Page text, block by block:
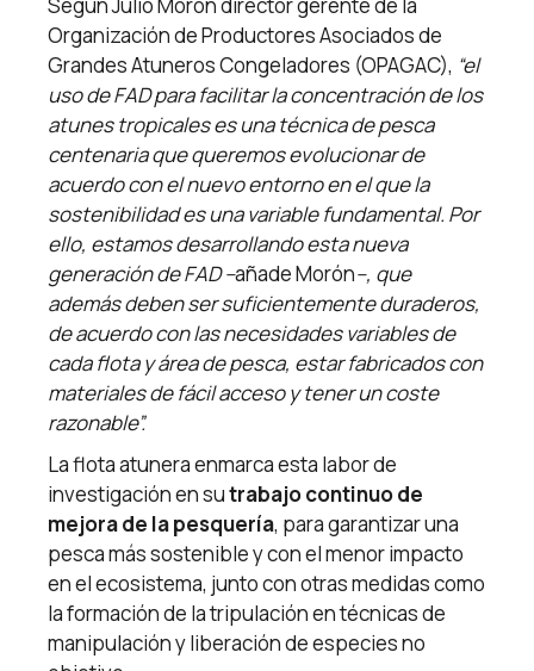
Organización de Productores Asociados de
Grandes Atuneros Congeladores (OPAGAC), “el
uso de FAD para facilitar la concentración de los
atunes tropicales es una técnica de pesca
centenaria que queremos evolucionar de
acuerdo con el nuevo entorno en el que la
sostenibilidad es una variable fundamental. Por
ello, estamos desarrollando esta nueva
generación de FAD –añade Morón–, que
además deben ser suficientemente duraderos,
de acuerdo con las necesidades variables de
cada flota y área de pesca, estar fabricados con
materiales de fácil acceso y tener un coste
razonable”.
La flota atunera enmarca esta labor de
investigación en sutrabajo continuo de
mejora de la pesquería, para garantizar una
pesca más sostenible y con el menor impacto
en el ecosistema, junto con otras medidas como
la formación de la tripulación en técnicas de
manipulación y liberación de especies no